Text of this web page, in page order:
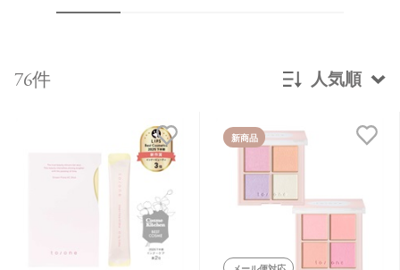
76件 人気順
価格が安い
レビューが多い順
新商品